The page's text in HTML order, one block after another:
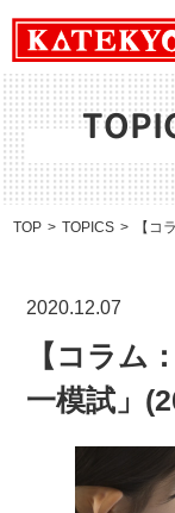
TOP TOPICS 【コ
2020.12.07
【コラム
一模試」